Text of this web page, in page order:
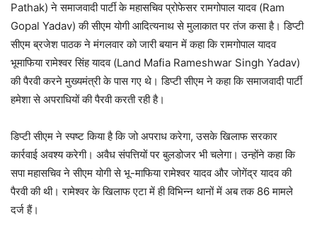
Pathak) ने समाजवादी पार्टी के महासचिव प्रोफेसर रामगोपाल यादव (Ram
Gopal Yadav) की सीएम योगी आदित्यनाथ से मुलाकात पर तंज कसा है। डिप्टी
सीएम ब्रजेश पाठक ने मंगलवार को जारी बयान में कहा कि रामगोपाल यादव
भूमाफिया रामेश्वर सिंह यादव (Land Mafia Rameshwar Singh Yadav)
की पैरवी करने मुख्यमंत्री के पास गए थे। डिप्टी सीएम ने कहा कि समाजवादी पार्टी
हमेशा से अपराधियों की पैरवी करती रही है।
डिप्टी सीएम ने स्पष्ट किया है कि जो अपराध करेगा, उसके खिलाफ सरकार
कार्रवाई अवश्य करेगी। अवैध संपत्तियों पर बुलडोजर भी चलेगा। उन्होंने कहा कि
सपा महासचिव ने सीएम योगी से भू-माफिया रामेश्वर यादव और जोगेंद्र यादव की
पैरवी की थी। रामेश्वर के खिलाफ एटा में ही विभिन्न थानों में अब तक 86 मामले
दर्ज हैं।